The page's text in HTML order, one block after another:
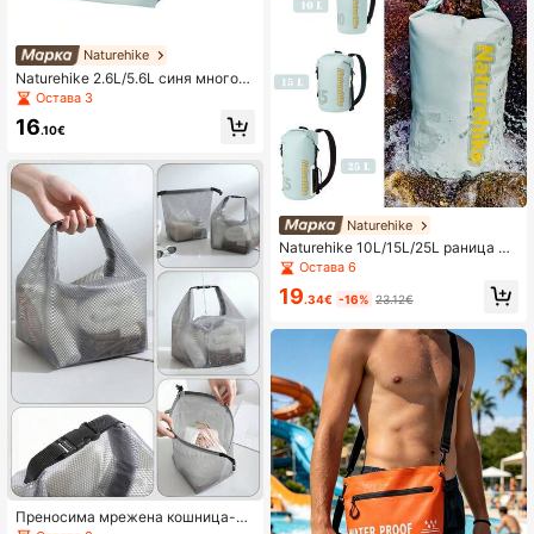
Naturehike
Naturehike 2.6L/5.6L синя многоф
ункционална водоустойчива чант
а
Остава 3
16.10€
Преносима мрежена кошница-то
Naturehike
Naturehike 10L/15L/25L раница с
разделение за сухо/мокро, водоу
стойчива чанта, дизайн с навивае
м връх, IPX6 водоустойчивост
Остава 6
19.34€ -16% 23.12€